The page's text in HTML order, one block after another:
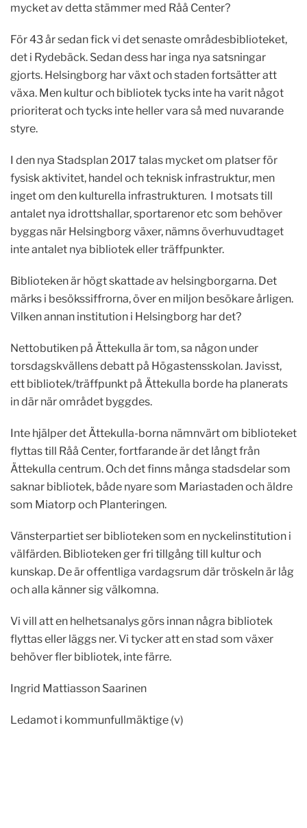
mycket av detta stämmer med Råå Center?
För 43 år sedan fick vi det senaste områdesbiblioteket,
det i Rydebäck. Sedan dess har inga nya satsningar
gjorts. Helsingborg har växt och staden fortsätter att
växa. Men kultur och bibliotek tycks inte ha varit något
prioriterat och tycks inte heller vara så med nuvarande
styre.
I den nya Stadsplan 2017 talas mycket om platser för
fysisk aktivitet, handel och teknisk infrastruktur, men
inget om den kulturella infrastrukturen. I motsats till
antalet nya idrottshallar, sportarenor etc som behöver
byggas när Helsingborg växer, nämns överhuvudtaget
inte antalet nya bibliotek eller träffpunkter.
Biblioteken är högt skattade av helsingborgarna. Det
märks i besökssiffrorna, över en miljon besökare årligen.
Vilken annan institution i Helsingborg har det?
Nettobutiken på Ättekulla är tom, sa någon under
torsdagskvällens debatt på Högastensskolan. Javisst,
ett bibliotek/träffpunkt på Ättekulla borde ha planerats
in där när området byggdes.
Inte hjälper det Ättekulla-borna nämnvärt om biblioteket
flyttas till Råå Center, fortfarande är det långt från
Ättekulla centrum. Och det finns många stadsdelar som
saknar bibliotek, både nyare som Mariastaden och äldre
som Miatorp och Planteringen.
Vänsterpartiet ser biblioteken som en nyckelinstitution i
välfärden. Biblioteken ger fri tillgång till kultur och
kunskap. De är offentliga vardagsrum där tröskeln är låg
och alla känner sig välkomna.
Vi vill att en helhetsanalys görs innan några bibliotek
flyttas eller läggs ner. Vi tycker att en stad som växer
behöver fler bibliotek, inte färre.
Ingrid Mattiasson Saarinen
Ledamot i kommunfullmäktige (v)